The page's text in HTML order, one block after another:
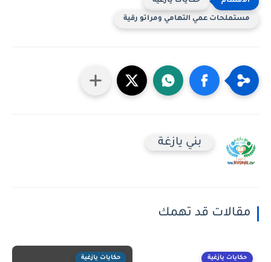
مستملحات عمي التهامي ومراتو رقية
بني يازغة
مقالات قد تهمك
حكايات يازغية حكايات يازغية